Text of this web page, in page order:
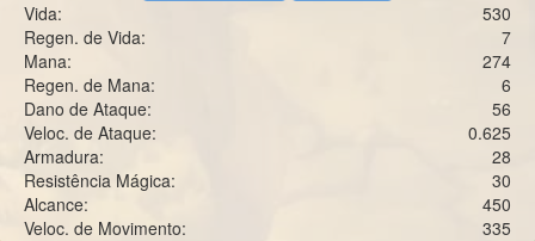
Vida:
530
Regen. de Vida:
7
Mana:
274
Regen. de Mana:
6
Dano de Ataque:
56
Veloc. de Ataque:
0.625
Armadura:
28
Resistência Mágica:
30
Alcance:
450
Veloc. de Movimento:
335